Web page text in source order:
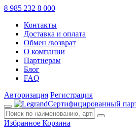
8 985 232 8 000
Контакты
Доставка и оплата
Обмен /возврат
О компании
Партнерам
Блог
FAQ
Авторизация Регистрация
Сертифицированный
Избранное Корзина